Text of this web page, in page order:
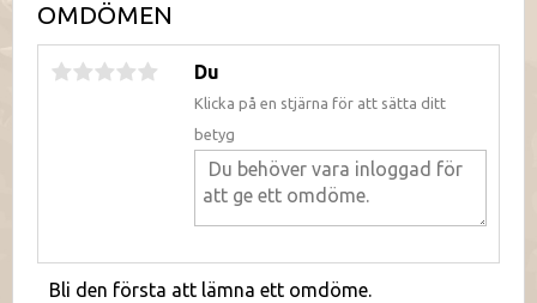
OMDÖMEN
Du
Klicka på en stjärna för att sätta ditt
betyg
Bli den första att lämna ett omdöme.